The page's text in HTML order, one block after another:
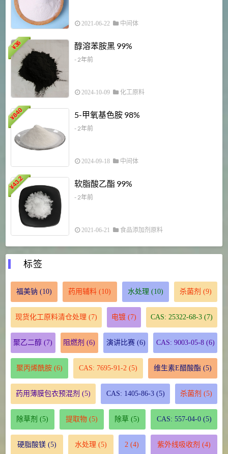
2021-06-22 中间体
¥
36 醇溶苯胺黑 99%
- 2年前
2024-10-09 化工原料
¥
840 5-甲氧基色胺 98%
- 2年前
2024-09-18 中间体
¥
43.2 软脂酸乙酯 99%
- 2年前
2021-06-21 食品添加剂原料
标签
福美钠 (10) 药用辅料 (10) 水处理 (10) 杀菌剂 (9)
现货化工原料清仓处理 (7) 电镀 (7) CAS: 25322-68-3 (7)
聚乙二醇 (7) 阻燃剂 (6) 演讲比赛(6) CAS: 9003-05-8(6)
聚丙烯酰胺(6) CAS: 7695-91-2 (5) 维生素E醋酸酯 (5)
药用薄膜包衣预混剂 (5) CAS: 1405-86-3(5) 杀菌剂 (5)
除草剂 (5) 提取物(5) 除草 (5) CAS: 557-04-0(5)
硬脂酸镁(5) 水处理 (5) 2 (4) 紫外线吸收剂 (4)